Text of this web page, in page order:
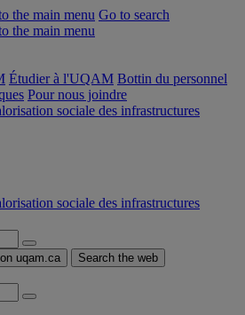
the main menu Go to search
the main menu
Étudier à l'UQAM Bottin du personnel
Pour nous joindre
sociale des infrastructures
sociale des infrastructures
uqam.ca Search the web